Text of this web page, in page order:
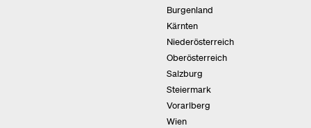
Burgenland
Kärnten
Niederösterreich
Oberösterreich
Salzburg
Steiermark
Vorarlberg
Wien